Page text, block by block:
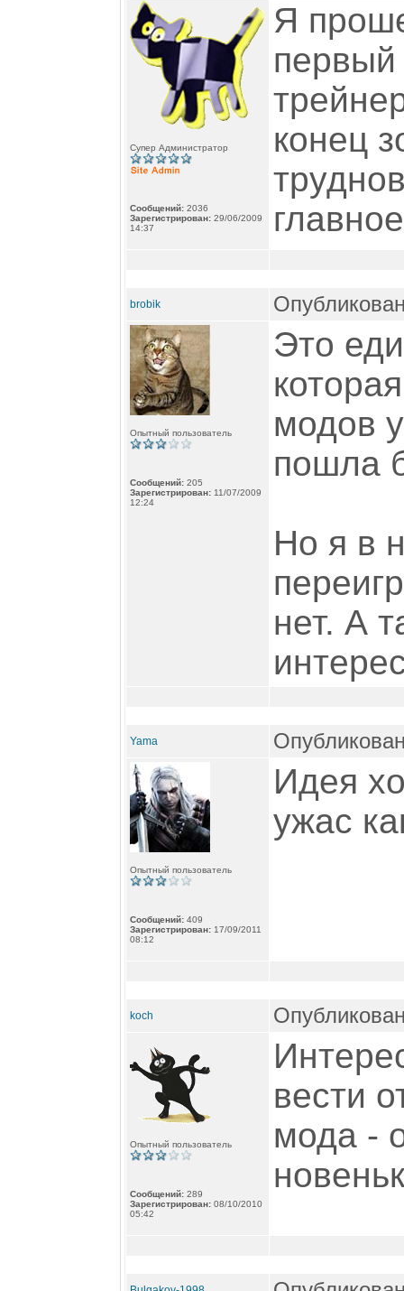
Супер Администратор
Сообщений: 2036
Зарегистрирован: 29/06/2009
14:37
Я
первый
конец
brobik
Опытный пользователь
Сообщений: 205
Зарегистрирован: 11/07/2009
12:24
Это
модов
пошла
Но я в
нет. А
Yama
Опытный пользователь
Сообщений: 409
Зарегистрирован: 17/09/2011
08:12
Идея
ужас
koch
Опытный пользователь
Сообщений: 289
Зарегистрирован: 08/10/2010
05:42
вести
мода -